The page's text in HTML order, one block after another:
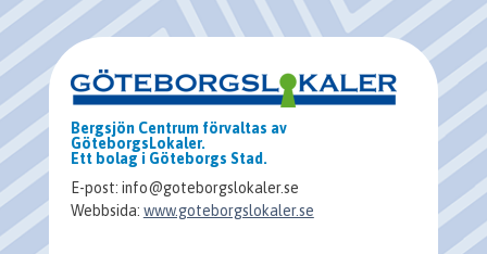
Bergsjön Centrum förvaltas av
GöteborgsLokaler.
Ett bolag i Göteborgs Stad.
E-post: info@goteborgslokaler.se
Webbsida: www.goteborgslokaler.se